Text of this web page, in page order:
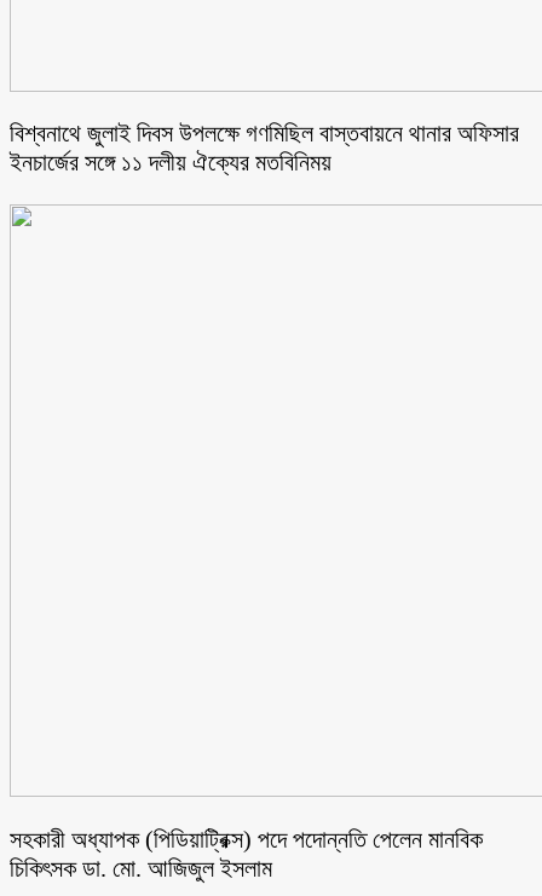
বিশ্বনাথে জুলাই দিবস উপলক্ষে গণমিছিল বাস্তবায়নে থানার অফিসার
ইনচার্জের সঙ্গে ১১ দলীয় ঐক্যের মতবিনিময়
সহকারী অধ্যাপক (পিডিয়াট্রিক্স) পদে পদোন্নতি পেলেন মানবিক
চিকিৎসক ডা. মো. আজিজুল ইসলাম